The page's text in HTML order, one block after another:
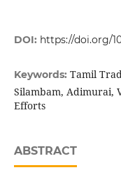
DOI: https://doi.org/
Keywords: Tamil
Silambam, Adimurai,
Efforts
ABSTRACT